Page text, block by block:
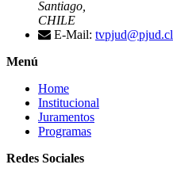
Santiago,
CHILE
E-Mail: tvpjud@pjud.cl
Menú
Home
Institucional
Juramentos
Programas
Redes Sociales